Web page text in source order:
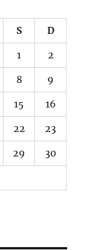
S D
1 2
8 9
15 16
22 23
29 30